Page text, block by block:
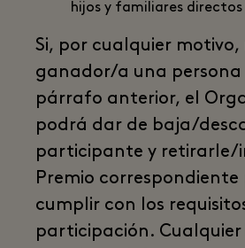
hijos y familiares
Si, por cualquier
ganador/a una persona
párrafo anterior, el
podrá dar de baja/
participante y retirarle/
Premio correspondiente
cumplir con los
participación.